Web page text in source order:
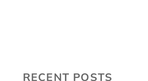
RECENT POSTS